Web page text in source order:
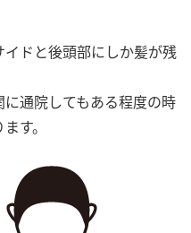
ドと後頭部にしか髪が残
通院してもある程度の時
す。